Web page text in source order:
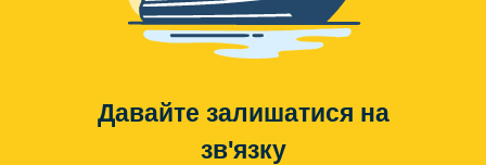
Давайте залишатися на
зв'язку